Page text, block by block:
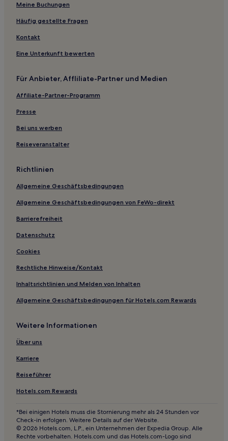
Mukaihibi Hotels
Higashi-Ku: Hotels
Kitagata Hotels
Hotels nahe Bahnhof Okayama
of Music Box
Yakage Hotels
Hotels nahe Bitchū-Kokubun-ji-Tempel
Aminohama: Hotels
Sakushu Musashi Onsen Hotels
Meine Buchungen
Häufig gestellte Fragen
Kontakt
Eine Unterkunft bewerten
Für Anbieter, Affliliate-Partner und Medien
Affiliate-Partner-Programm
Presse
Bei uns werben
Reiseveranstalter
Richtlinien
Allgemeine Geschäftsbedingungen
Allgemeine Geschäftsbedingungen von FeWo-direkt
Barrierefreiheit
Datenschutz
Cookies
Rechtliche Hinweise/Kontakt
Inhaltsrichtlinien und Melden von Inhalten
Allgemeine Geschäftsbedingungen für Hotels.com Rewards
Weitere Informationen
Über uns
Karriere
Reiseführer
Hotels.com Rewards
*Bei einigen Hotels muss die Stornierung mehr als 24 Stunden vor
Check-in erfolgen. Weitere Details auf der Website.
© 2026 Hotels.com, L.P., ein Unternehmen der Expedia Group. Alle
Rechte vorbehalten. Hotels.com und das Hotels.com-Logo sind